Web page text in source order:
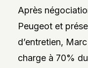
Après
Peugeot et
d’entretien,
charge à 70%